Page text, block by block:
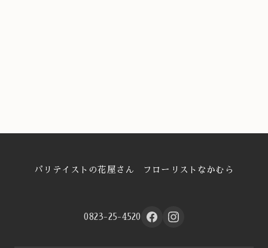
パリテイストの花屋さん フローリストなかむら
0823-25-4520